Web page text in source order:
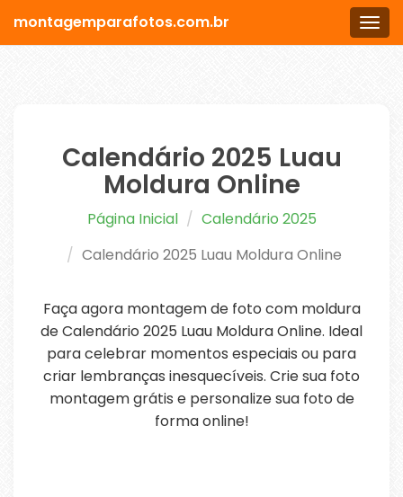
Menu
montagemparafotos.com.br
Calendário 2025 Luau
Moldura Online
Página Inicial
Calendário 2025
Calendário 2025 Luau Moldura Online
Faça agora montagem de foto com moldura
de Calendário 2025 Luau Moldura Online. Ideal
para celebrar momentos especiais ou para
criar lembranças inesquecíveis. Crie sua foto
montagem grátis e personalize sua foto de
forma online!